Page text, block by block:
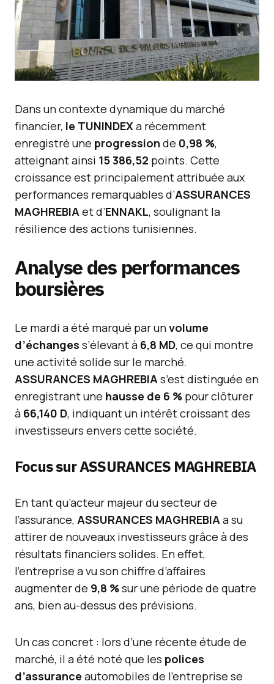
Dans un contexte dynamique du marché
financier, le TUNINDEXa récemment
enregistré une progression de 0,98 %,
atteignant ainsi 15 386,52 points. Cette
croissance est principalement attribuée aux
performances remarquables d’ASSURANCES
MAGHREBIAet d’ENNAKL, soulignant la
résilience des actions tunisiennes.
Analyse des performances
boursières
Le mardi a été marqué par unvolume
d’échanges s’élevant à 6,8 MD, ce qui montre
une activité solide sur le marché.
ASSURANCES MAGHREBIAs’est distinguée en
enregistrant une hausse de 6 % pour clôturer
à 66,140 D, indiquant un intérêt croissant des
investisseurs envers cette société.
Focus sur ASSURANCES MAGHREBIA
En tant qu’acteur majeur du secteur de
l’assurance, ASSURANCES MAGHREBIAa su
attirer de nouveaux investisseurs grâce à des
résultats financiers solides. En effet,
l’entreprise a vu son chiffre d’affaires
augmenter de 9,8 %sur une période de quatre
ans, bien au-dessus des prévisions.
Un cas concret : lors d’une récente étude de
marché, il a été noté que les polices
d’assurance automobiles de l’entreprise se